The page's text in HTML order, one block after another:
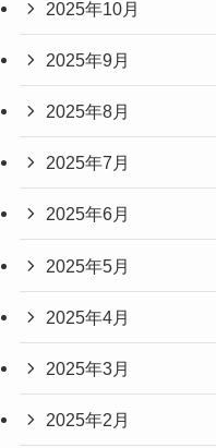
2025年10月
2025年9月
2025年8月
2025年7月
2025年6月
2025年5月
2025年4月
2025年3月
2025年2月